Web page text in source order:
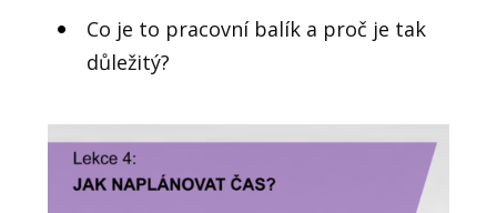
Co je to pracovní balík a proč je tak
důležitý?